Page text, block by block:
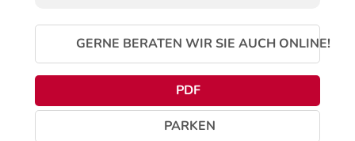
GERNE BERATEN WIR SIE AUCH ONLINE!
PDF
PARKEN